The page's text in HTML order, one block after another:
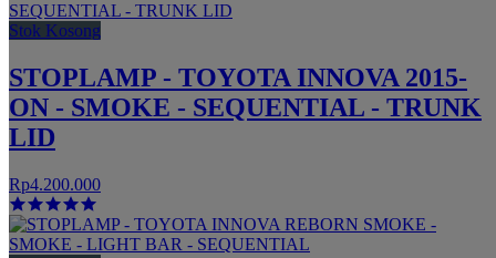
Stok Kosong
STOPLAMP - TOYOTA INNOVA 2015-
ON - SMOKE - SEQUENTIAL - TRUNK
LID
Rp4.200.000